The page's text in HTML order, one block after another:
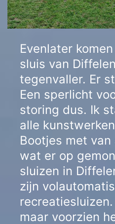
Evenlater
sluis van
tegenvaller. Er
Een sperlicht
storing dus. Ik
alle
Bootjes met van
wat er op
sluizen in
zijn
maar voorzien